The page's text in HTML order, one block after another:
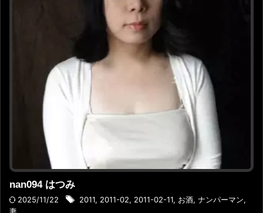
nan094 はつみ
2025/11/22 2011, 2011-02, 2011-02-11, お酒, ナンパーマン,